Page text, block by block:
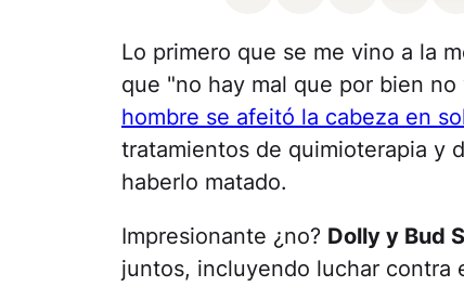
Lo primero que se me vino a la
que "no hay mal que por bien
hombre se afeitó la cabeza en
tratamientos de quimioterapia y
haberlo matado.
Impresionante ¿no? Dolly y Bud
juntos, incluyendo luchar contra